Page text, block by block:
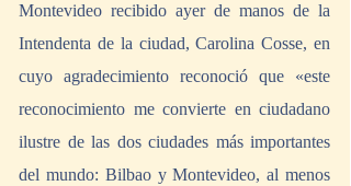
Montevideo recibido ayer de manos de la
Intendenta de la ciudad, Carolina Cosse, en
cuyo agradecimiento reconoció que «este
reconocimiento me convierte en ciudadano
ilustre de las dos ciudades más importantes
del mundo: Bilbao y Montevideo, al menos